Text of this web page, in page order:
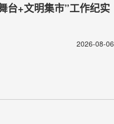
台+文明集市”工作纪实
2026-08-06